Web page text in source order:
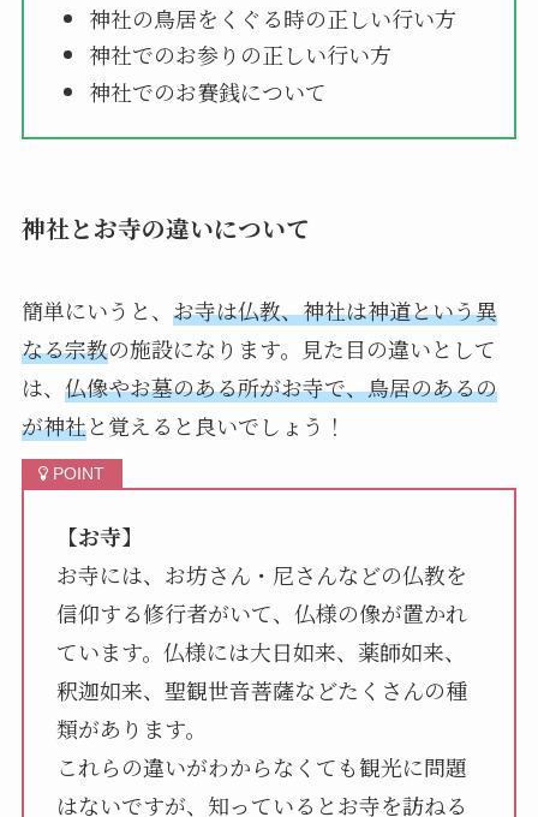
神社の鳥居をくぐる時の正しい行い方
神社でのお参りの正しい行い方
神社でのお賽銭について
神社とお寺の違いについて
簡単にいうと、 お寺は仏教、神社は神道という異
なる宗教の施設になります。見た目の違いとして
は、 仏像やお墓のある所がお寺で、鳥居のあるの
が神社と覚えると良いでしょう！
【お寺】
お寺には、お坊さん・尼さんなどの仏教を
信仰する修行者がいて、仏様の像が置かれ
ています。仏様には大日如来、薬師如来、
釈迦如来、聖観世音菩薩などたくさんの種
類があります。
これらの違いがわからなくても観光に問題
はないですが、知っているとお寺を訪ねる